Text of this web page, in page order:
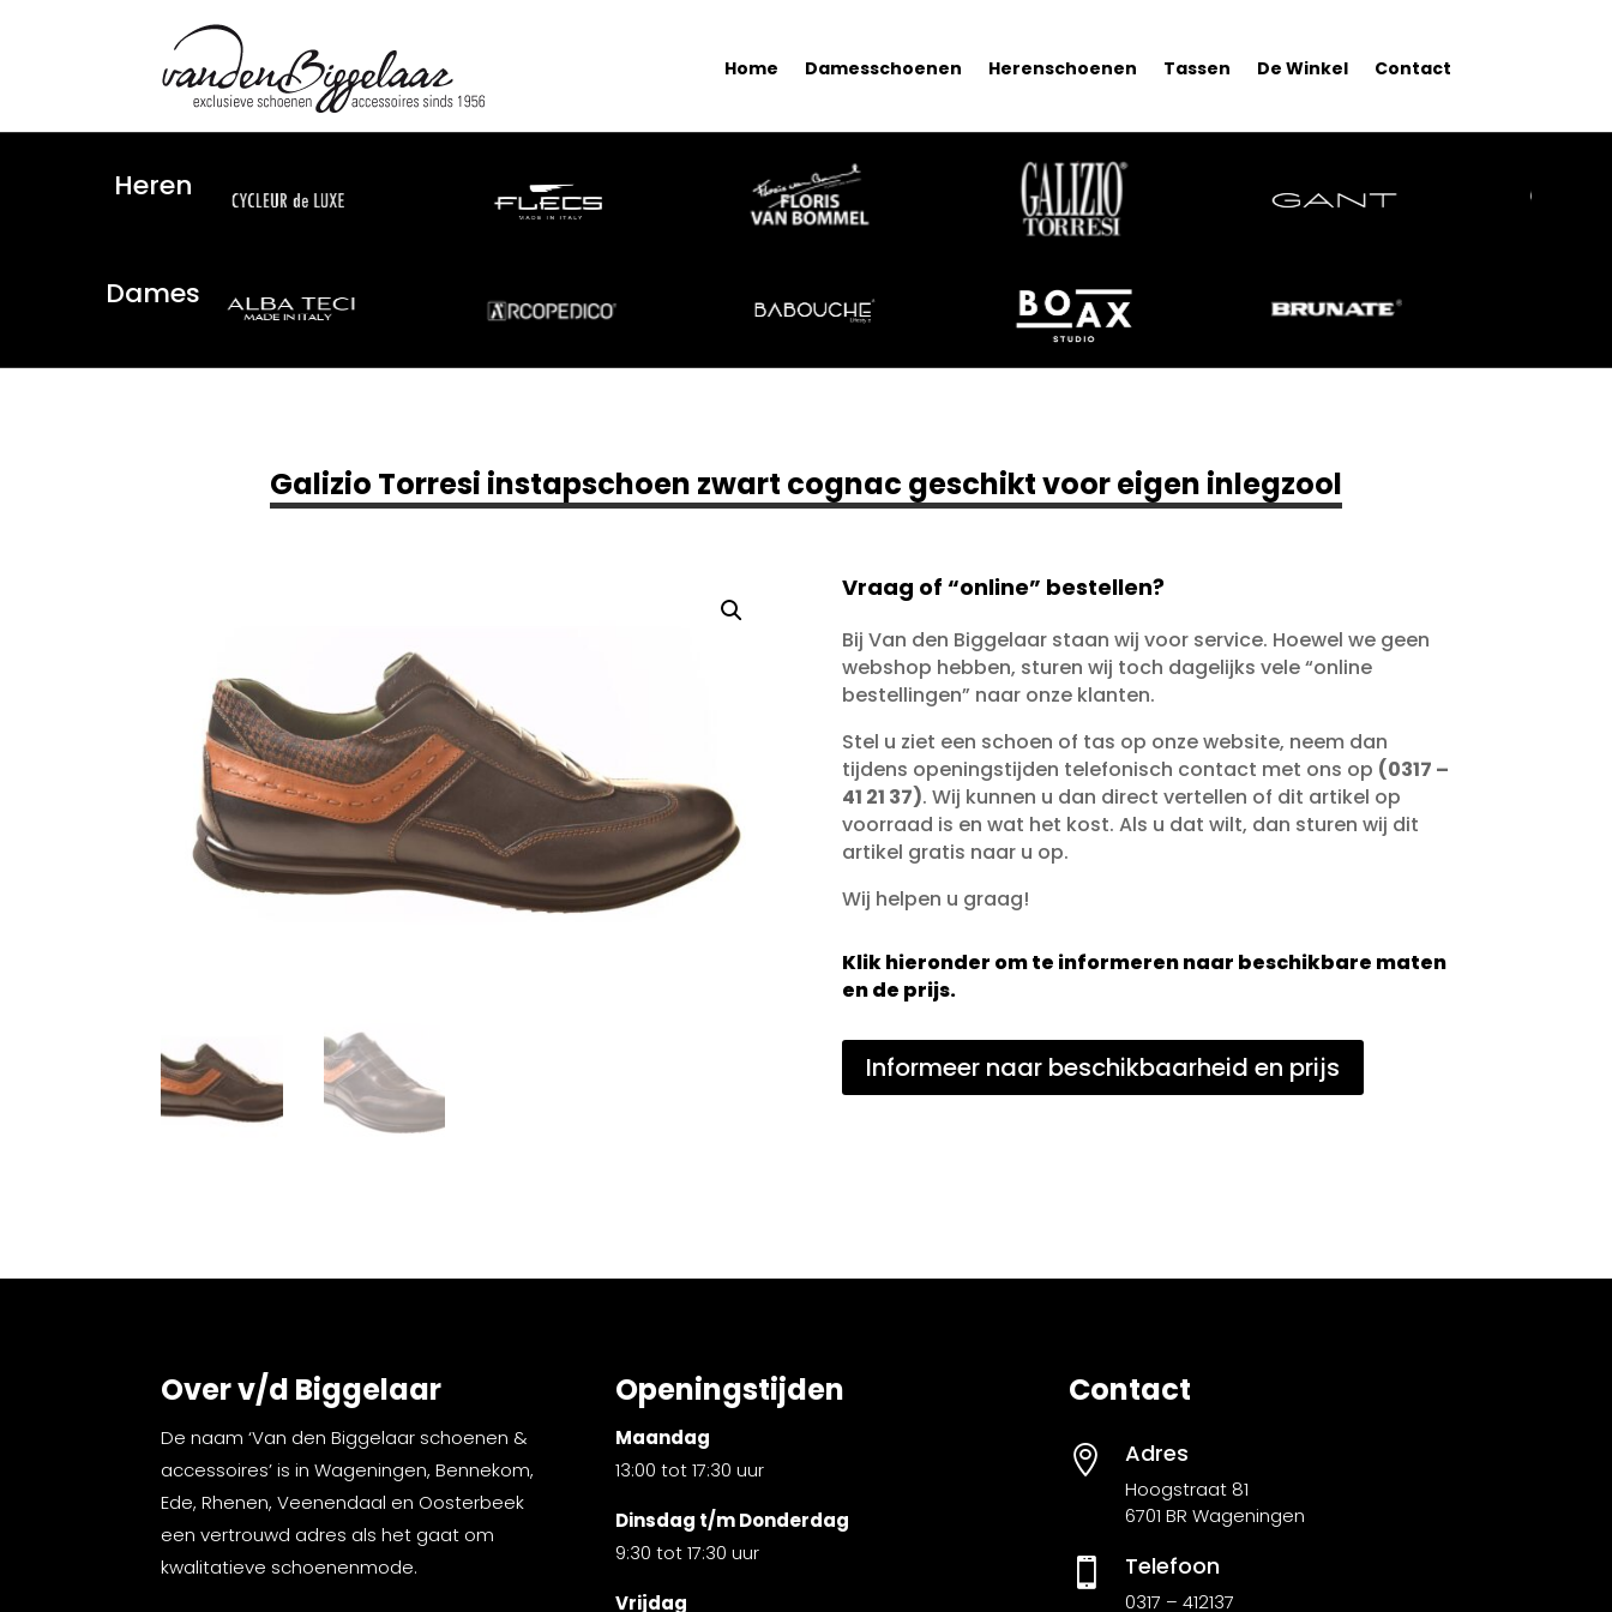
Home Damesschoenen Herenschoenen Tassen De Winkel Contact
Heren
Dames
Galizio Torresi instapschoen zwart cognac geschikt voor eigen inlegzool
Vraag of “online” bestellen?
Bij Van den Biggelaar staan wij voor service. Hoewel we geen
webshop hebben, sturen wij toch dagelijks vele “online
bestellingen” naar onze klanten.
Stel u ziet een schoen of tas op onze website, neem dan
tijdens openingstijden telefonisch contact met ons op (0317 –
41 21 37). Wij kunnen u dan direct vertellen of dit artikel op
voorraad is en wat het kost. Als u dat wilt, dan sturen wij dit
artikel gratis naar u op.
Wij helpen u graag!
Klik hieronder om te informeren naar beschikbare maten
en de prijs.
Informeer naar beschikbaarheid en prijs
Over v/d Biggelaar
De naam ‘Van den Biggelaar schoenen &
accessoires’ is in Wageningen, Bennekom,
Ede, Rhenen, Veenendaal en Oosterbeek
een vertrouwd adres als het gaat om
kwalitatieve schoenenmode.
Openingstijden
Maandag
13:00 tot 17:30 uur
Dinsdag t/m Donderdag
9:30 tot 17:30 uur
Vrijdag
Contact
 Adres
Hoogstraat 81
6701 BR Wageningen
 Telefoon
0317 – 412137